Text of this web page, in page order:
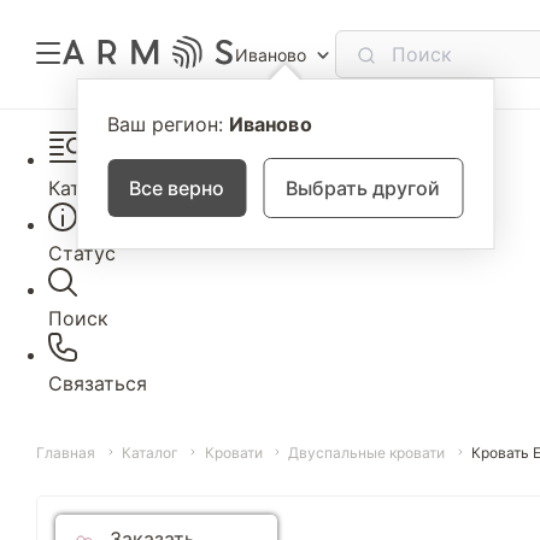
Иваново
Ваш регион: Иваново
Все верно Выбрать другой
Каталог
Статус
Поиск
Связаться
Главная Каталог Кровати Двуспальные кровати Кровать